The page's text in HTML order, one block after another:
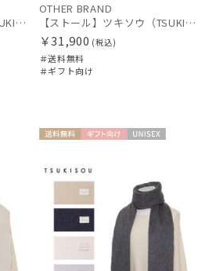
【マフラー】ツキソウ（TSUKISOU）カシミヤ100％無地マフラー 50×200 日本製
OTHER BRAND
【ストール】ツキソウ（TSUKISOU）カシミヤ100％無地ストール 35×200 日本製
￥31,900 (税込)
＃送料無料
＃ギフト向け